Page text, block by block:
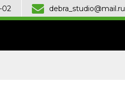
debra_studio@mail.ru
02